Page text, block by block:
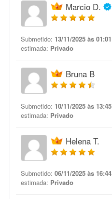
Marcio D.
Submetido: 13/11/2025 às 01:01
estimada: Privado
Bruna B
Submetido: 10/11/2025 às 13:45
estimada: Privado
Helena T.
Submetido: 06/11/2025 às 16:44
estimada: Privado